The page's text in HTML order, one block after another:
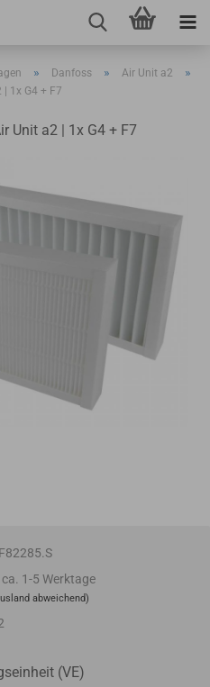
» Danfoss » Air Unit a2 »
1x G4 + F7
Unit a2 | 1x G4 + F7
ca. 1-5 Werktage
abweichend)
(VE)